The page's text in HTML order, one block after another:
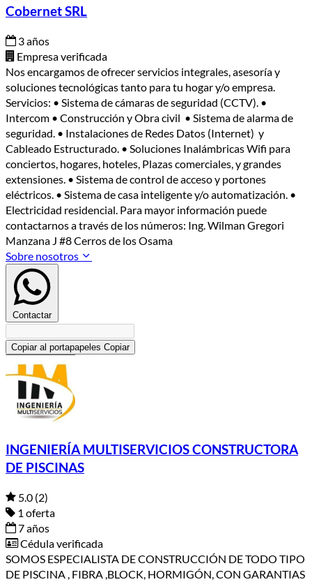
Cobernet SRL
3 años
Empresa verificada
Nos encargamos de ofrecer servicios integrales, asesoría y
soluciones tecnológicas tanto para tu hogar y/o empresa.
Servicios: • Sistema de cámaras de seguridad (CCTV). •
Intercom • Construcción y Obra civil • Sistema de alarma de
seguridad. • Instalaciones de Redes Datos (Internet) y
Cableado Estructurado. • Soluciones Inalámbricas Wifi para
conciertos, hogares, hoteles, Plazas comerciales, y grandes
extensiones. • Sistema de control de acceso y portones
eléctricos. • Sistema de casa inteligente y/o automatización. •
Electricidad residencial. Para mayor información puede
contactarnos a través de los números: Ing. Wilman Gregori
Manzana J #8 Cerros de los Osama
Sobre nosotros
Contactar
Copiar al portapapeles Copiar
INGENIERÍA MULTISERVICIOS CONSTRUCTORA
DE PISCINAS
5.0 (2)
1 oferta
7 años
Cédula verificada
SOMOS ESPECIALISTA DE CONSTRUCCIÓN DE TODO TIPO
DE PISCINA , FIBRA ,BLOCK, HORMIGÓN, CON GARANTIAS